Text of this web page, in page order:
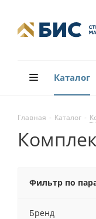
Каталог
Главная - Каталог -
Фильтр по
Бренд